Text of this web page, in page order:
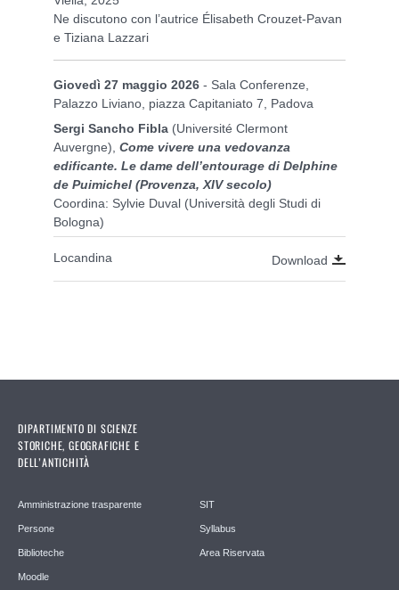
Ne discutono con l’autrice Élisabeth Crouzet-Pavan
e Tiziana Lazzari
Giovedì 27 maggio 2026 - Sala Conferenze,
Palazzo Liviano, piazza Capitaniato 7, Padova
Sergi Sancho Fibla (Université Clermont
Auvergne), Come vivere una vedovanza
edificante. Le dame dell’entourage di Delphine
de Puimichel (Provenza, XIV secolo)
Coordina: Sylvie Duval (Università degli Studi di
Bologna)
Locandina Download
DIPARTIMENTO DI SCIENZE
STORICHE, GEOGRAFICHE E
DELL’ANTICHITÀ
Amministrazione trasparente
Persone
Biblioteche
Moodle
SIT
Syllabus
Area Riservata